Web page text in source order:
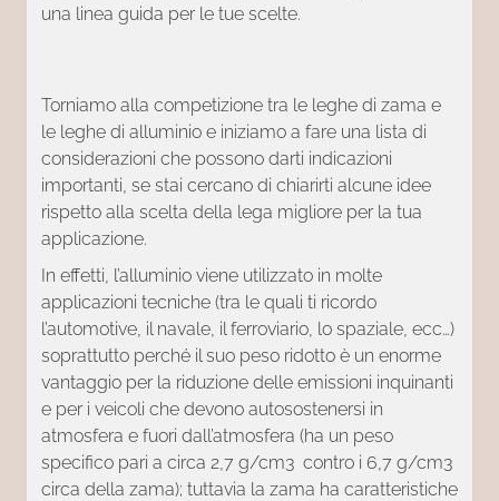
una linea guida per le tue scelte.
Torniamo alla competizione tra le leghe di zama e
le leghe di alluminio e iniziamo a fare una lista di
considerazioni che possono darti indicazioni
importanti, se stai cercano di chiarirti alcune idee
rispetto alla scelta della lega migliore per la tua
applicazione.
In effetti, l’alluminio viene utilizzato in molte
applicazioni tecniche (tra le quali ti ricordo
l’automotive, il navale, il ferroviario, lo spaziale, ecc…)
soprattutto perché il suo peso ridotto è un enorme
vantaggio per la riduzione delle emissioni inquinanti
e per i veicoli che devono autosostenersi in
atmosfera e fuori dall’atmosfera (ha un peso
specifico pari a circa 2,7 g/cm3 contro i 6,7 g/cm3
circa della zama); tuttavia la zama ha caratteristiche